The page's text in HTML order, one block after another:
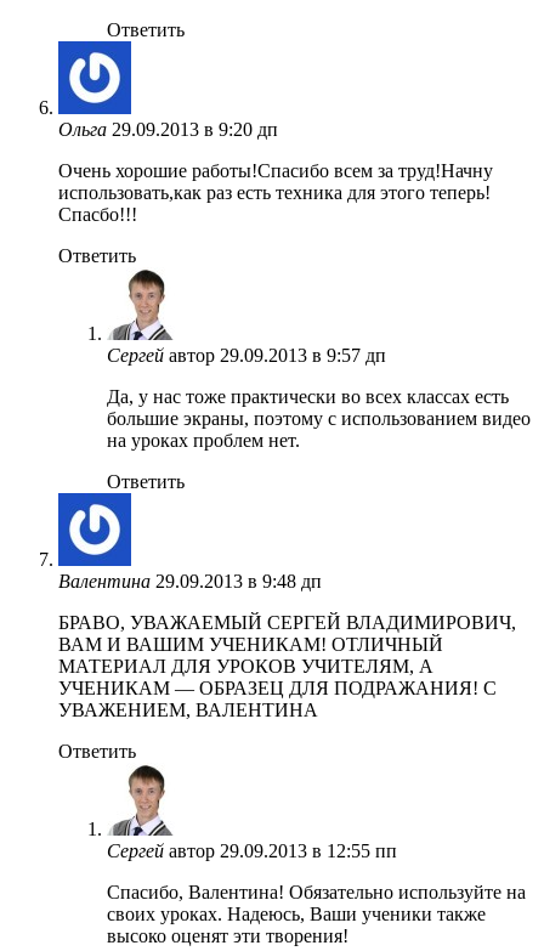
Ответить
Ольга 29.09.2013 в 9:20 дп
Очень хорошие работы!Спасибо всем за труд!Начну
использовать,как раз есть техника для этого теперь!
Спасбо!!!
Ответить
Сергей автор 29.09.2013 в 9:57 дп
Да, у нас тоже практически во всех классах есть
большие экраны, поэтому с использованием видео
на уроках проблем нет.
Ответить
Валентина 29.09.2013 в 9:48 дп
БРАВО, УВАЖАЕМЫЙ СЕРГЕЙ ВЛАДИМИРОВИЧ,
ВАМ И ВАШИМ УЧЕНИКАМ! ОТЛИЧНЫЙ
МАТЕРИАЛ ДЛЯ УРОКОВ УЧИТЕЛЯМ, А
УЧЕНИКАМ — ОБРАЗЕЦ ДЛЯ ПОДРАЖАНИЯ! С
УВАЖЕНИЕМ, ВАЛЕНТИНА
Ответить
Сергей автор 29.09.2013 в 12:55 пп
Спасибо, Валентина! Обязательно используйте на
своих уроках. Надеюсь, Ваши ученики также
высоко оценят эти творения!